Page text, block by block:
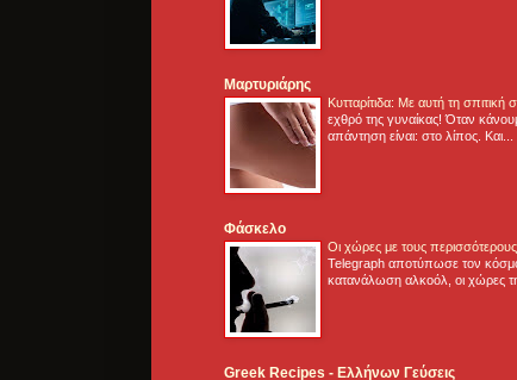
Μαρτυριάρης
Κυτταρίτιδα: Με αυτή τη σπιτική
εχθρό της γυναίκας! Όταν
απάντηση είναι: στο λίπος. Και...
Φάσκελο
Οι χώρες με τους
Telegraph αποτύπωσε τον
κατανάλωση αλκοόλ, οι χώρες
Greek Recipes - Ελλήνων Γεύσεις